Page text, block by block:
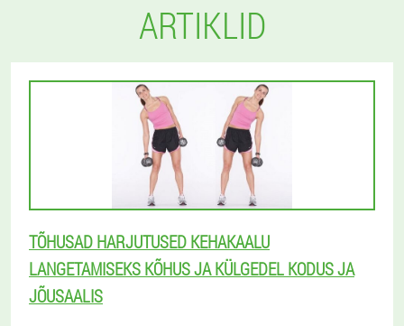
ARTIKLID
TÕHUSAD HARJUTUSED KEHAKAALU
LANGETAMISEKS KÕHUS JA KÜLGEDEL KODUS JA
JÕUSAALIS